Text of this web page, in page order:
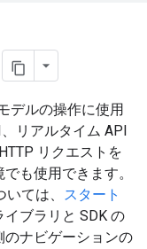
デルの操作に使用
リアルタイム API
リクエストを
も使用できます。
ては、 スタート
ブラリと SDK の
のナビゲーションの